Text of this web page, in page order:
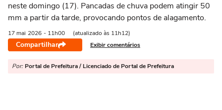
neste domingo (17). Pancadas de chuva podem atingir 50
mm a partir da tarde, provocando pontos de alagamento.
17 mai 2026 - 11h00 (atualizado às 11h12)
Compartilhar Exibir comentários
Por: Portal de Prefeitura / Licenciado de Portal de Prefeitura